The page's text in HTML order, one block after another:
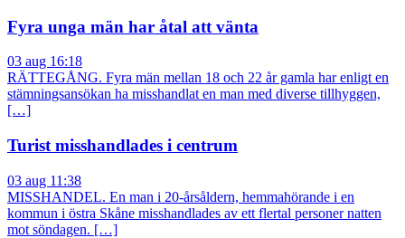
Fyra unga män har åtal att vänta
03 aug 16:18
RÄTTEGÅNG. Fyra män mellan 18 och 22 år gamla har enligt en
stämningsansökan ha misshandlat en man med diverse tillhyggen,
[…]
Turist misshandlades i centrum
03 aug 11:38
MISSHANDEL. En man i 20-årsåldern, hemmahörande i en
kommun i östra Skåne misshandlades av ett flertal personer natten
mot söndagen. […]